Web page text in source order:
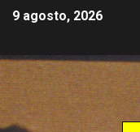
9 agosto, 2026